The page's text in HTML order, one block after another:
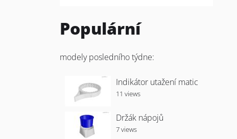
Populární
modely posledního týdne:
Indikátor utažení matic
11 views
Držák nápojů
7 views